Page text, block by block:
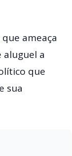
ameaça
a
que
sua